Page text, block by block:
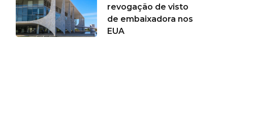
revogação de visto
de embaixadora nos
EUA